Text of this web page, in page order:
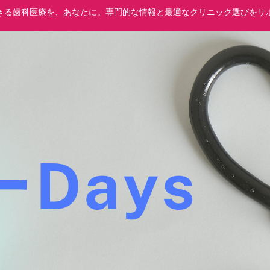
る歯科医療を、あなたに。専門的な情報と最適なクリニック選びをサ